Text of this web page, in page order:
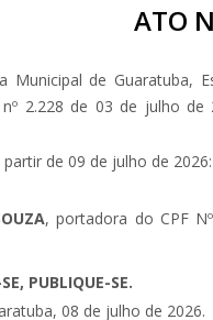
ATO
Municipal de Guaratuba,
2.228 de 03 de julho de
de 09 de julho de 2026:
, portadora do CPF
PUBLIQUE-SE.
08 de julho de 2026.